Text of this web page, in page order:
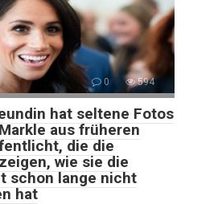
0 594
hat seltene Fotos
aus früheren
die die
wie sie die
schon lange nicht
hat